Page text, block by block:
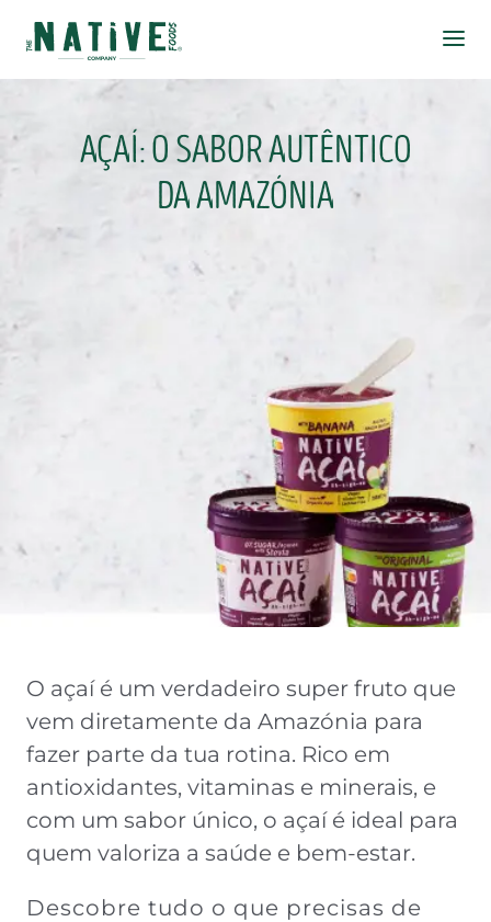
Native Foods
AÇAÍ: O SABOR AUTÊNTICO
DA AMAZÓNIA
O açaí é um verdadeiro super fruto que
vem diretamente da Amazónia para
fazer parte da tua rotina. Rico em
antioxidantes, vitaminas e minerais, e
com um sabor único, o açaí é ideal para
quem valoriza a saúde e bem-estar.
Descobre tudo o que precisas de